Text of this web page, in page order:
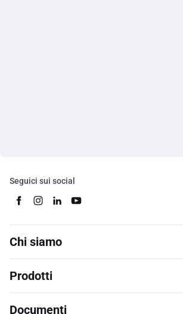
Seguici sui social
Chi siamo
Prodotti
Documenti